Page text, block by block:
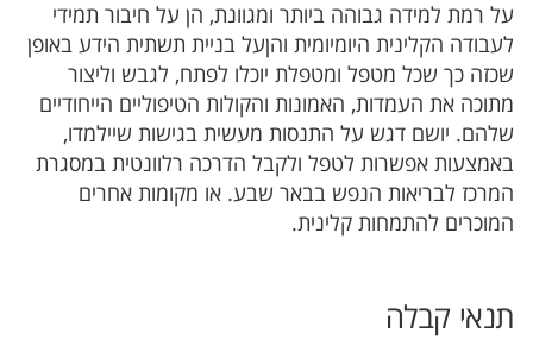
על רמת למידה גבוהה ביותר ומגוונת, הן על חיבור תמידי
לעבודה הקלינית היומיומית והןעל בניית תשתית הידע באופן
שכזה כך שכל מטפל ומטפלת יוכלו לפתח, לגבש וליצור
מתוכה את העמדות, האמונות והקולות הטיפוליים הייחודיים
שלהם. יושם דגש על התנסות מעשית בגישות שיילמדו,
באמצעות אפשרות לטפל ולקבל הדרכה רלוונטית במסגרת
המרכז לבריאות הנפש בבאר שבע. או מקומות אחרים
המוכרים להתמחות קלינית.
תנאי קבלה